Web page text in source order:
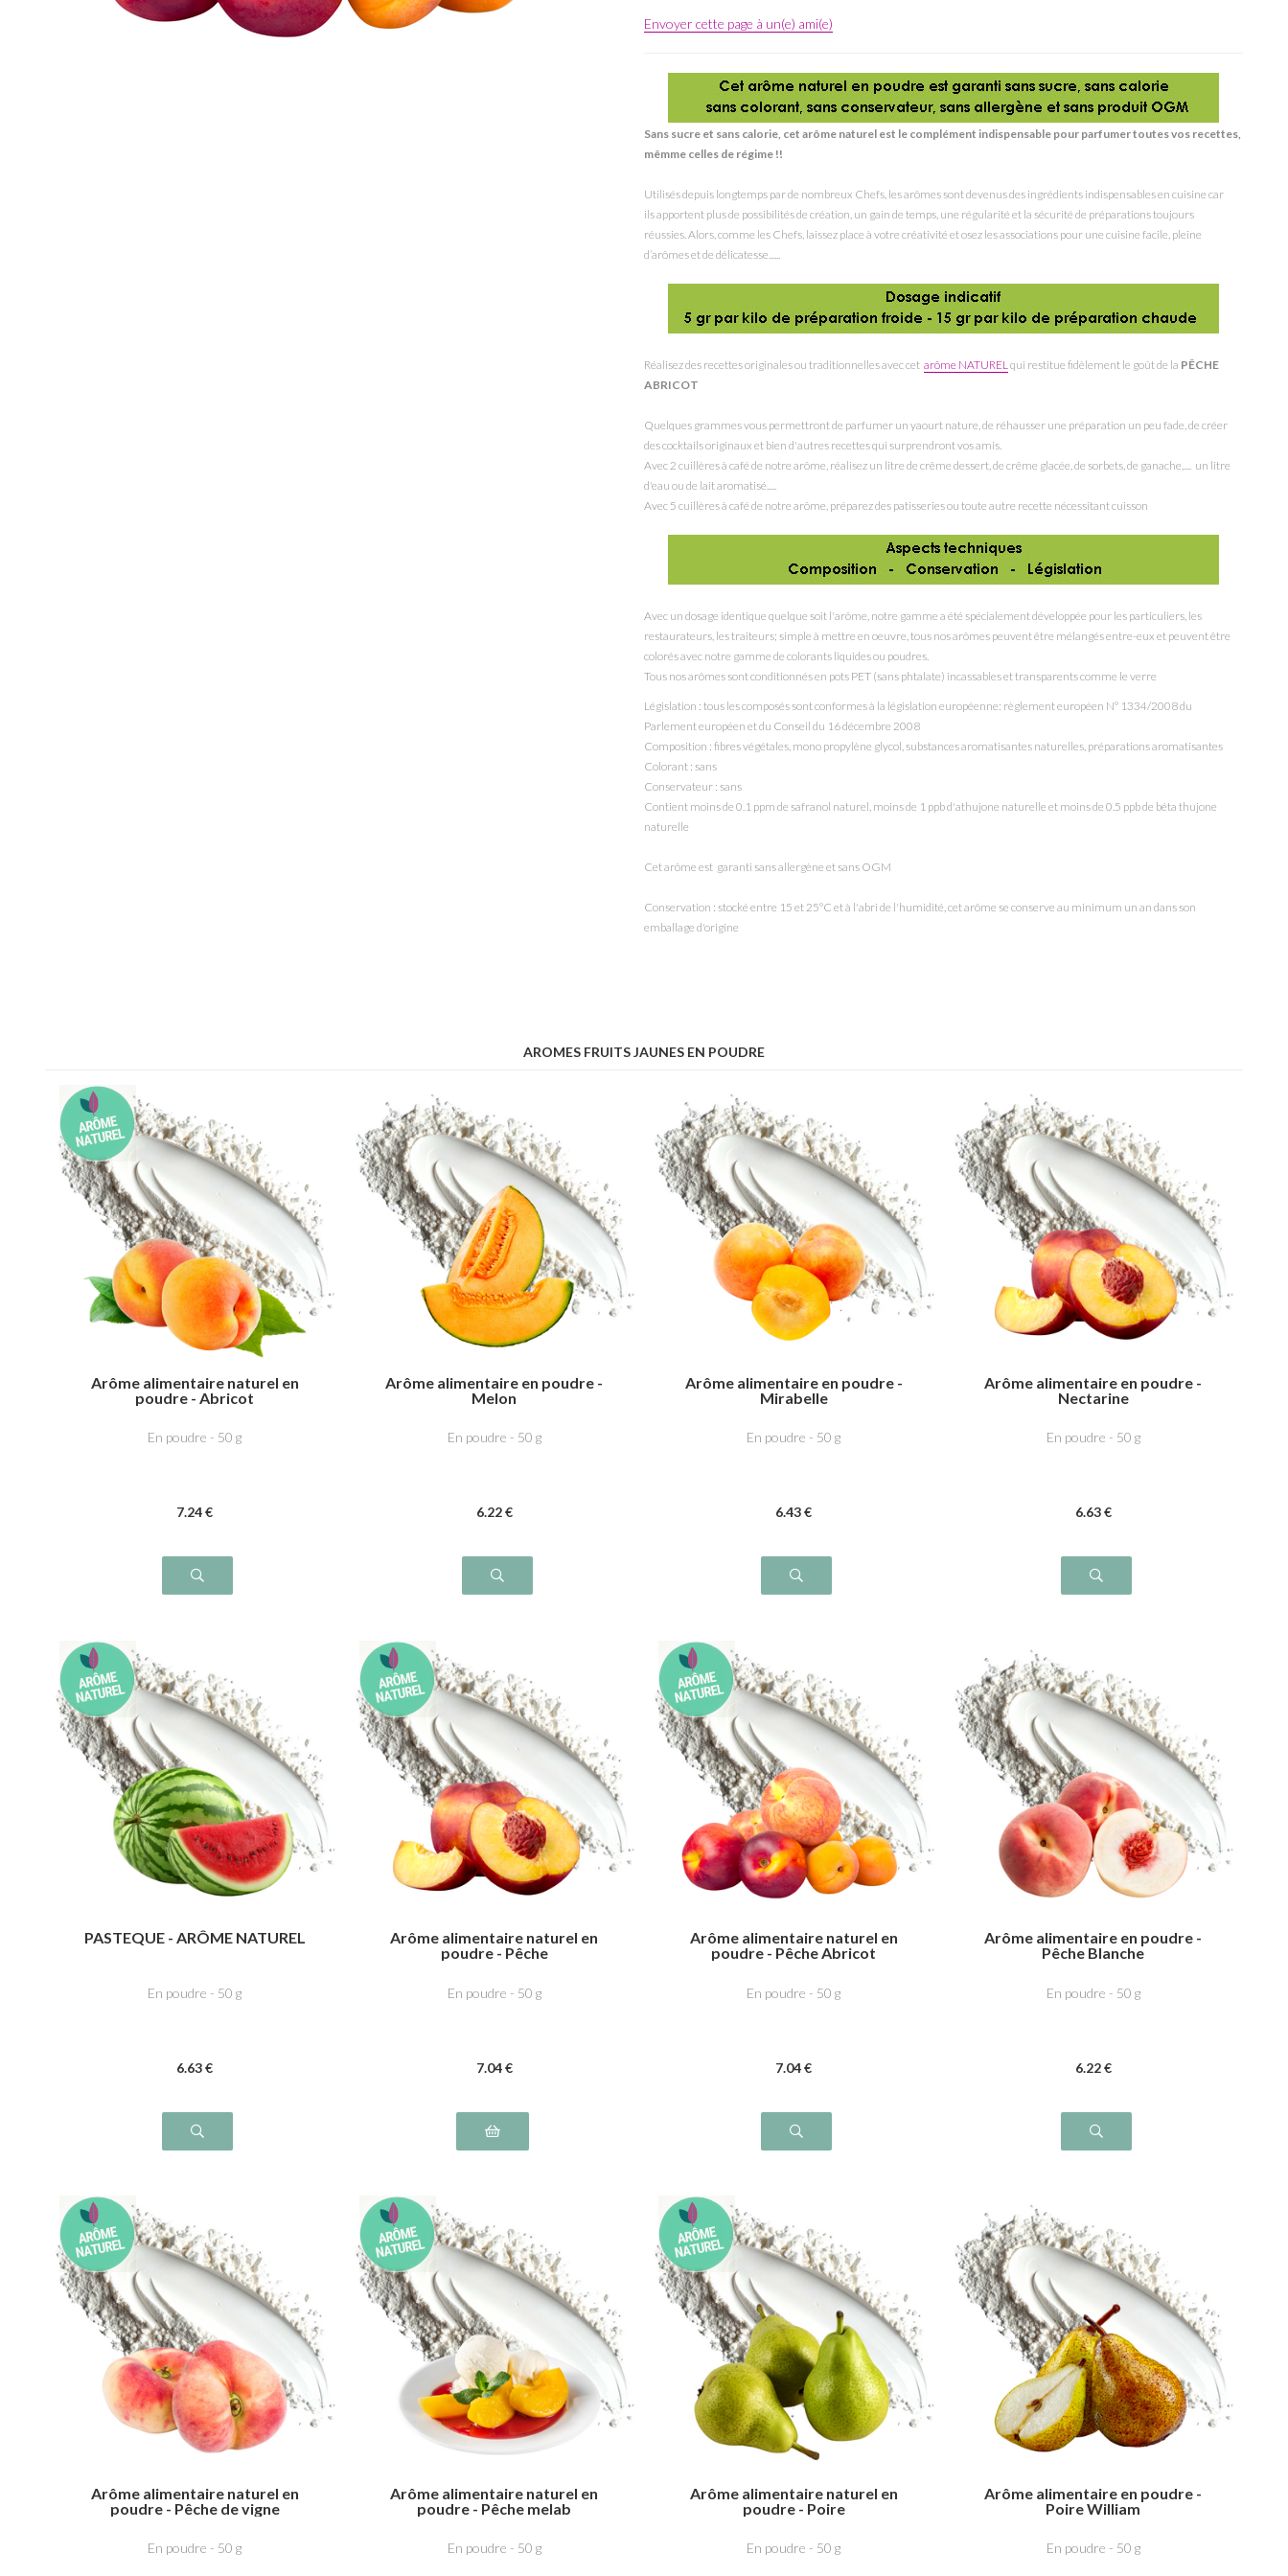
Envoyer cette page à un(e) ami(e)
Sans sucre et sans calorie, cet arôme naturel est le complément indispensable pour parfumer toutes vos recettes,
mêmme celles de régime !!
Utilisés depuis longtemps par de nombreux Chefs, les arômes sont devenus des ingrédients indispensables en cuisine car
ils apportent plus de possibilités de création, un gain de temps, une régularité et la sécurité de préparations toujours
réussies. Alors, comme les Chefs, laissez place à votre créativité et osez les associations pour une cuisine facile, pleine
d’arômes et de délicatesse......
Réalisez des recettes originales ou traditionnelles avec cet arôme NATUREL qui restitue fidèlement le goût de la PÊCHE
ABRICOT
Quelques grammes vous permettront de parfumer un yaourt nature, de réhausser une préparation un peu fade, de créer
des cocktails originaux et bien d'autres recettes qui surprendront vos amis.
Avec 2 cuillères à café de notre arôme, réalisez un litre de crême dessert, de crême glacée, de sorbets, de ganache,.... un litre
d'eau ou de lait aromatisé.....
Avec 5 cuillères à café de notre arôme, préparez des patisseries ou toute autre recette nécessitant cuisson
Avec un dosage identique quelque soit l'arôme, notre gamme a été spécialement développée pour les particuliers, les
restaurateurs, les traiteurs; simple à mettre en oeuvre, tous nos arômes peuvent être mélangés entre-eux et peuvent être
colorés avec notre gamme de colorants liquides ou poudres.
Tous nos arômes sont conditionnés en pots PET (sans phtalate) incassables et transparents comme le verre
Législation : tous les composés sont conformes à la législation européenne: règlement européen N° 1334/2008 du
Parlement européen et du Conseil du 16 décembre 2008
Composition : fibres végétales, mono propylène glycol, substances aromatisantes naturelles, préparations aromatisantes
Colorant : sans
Conservateur : sans
Contient moins de 0.1 ppm de safranol naturel, moins de 1 ppb d'athujone naturelle et moins de 0.5 ppb de béta thujone
naturelle
Cet arôme est garanti sans allergène et sans OGM
Conservation : stocké entre 15 et 25°C et à l'abri de l'humidité, cet arôme se conserve au minimum un an dans son
emballage d'origine
AROMES FRUITS JAUNES EN POUDRE
Arôme alimentaire naturel en
poudre - Abricot
En poudre - 50 g
7.24€
Arôme alimentaire en poudre -
Melon
En poudre - 50 g
6.22€
Arôme alimentaire en poudre -
Mirabelle
En poudre - 50 g
6.43€
Arôme alimentaire en poudre -
Nectarine
En poudre - 50 g
6.63€
PASTEQUE - ARÔME NATUREL
En poudre - 50 g
6.63€
Arôme alimentaire naturel en
poudre - Pêche
En poudre - 50 g
7.04€
Arôme alimentaire naturel en
poudre - Pêche Abricot
En poudre - 50 g
7.04€
Arôme alimentaire en poudre -
Pêche Blanche
En poudre - 50 g
6.22€
Arôme alimentaire naturel en
poudre - Pêche de vigne
En poudre - 50 g
Arôme alimentaire naturel en
poudre - Pêche melab
En poudre - 50 g
Arôme alimentaire naturel en
poudre - Poire
En poudre - 50 g
Arôme alimentaire en poudre -
Poire William
En poudre - 50 g